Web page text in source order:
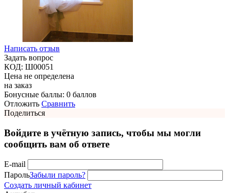
Написать отзыв
Задать вопрос
КОД: Ш00051
Цена не определена
на заказ
Бонусные баллы: 0 баллов
Отложить Сравнить
Поделиться
Войдите в учётную запись, чтобы мы могли
сообщить вам об ответе
E-mail
ПарольЗабыли пароль?
Создать личный кабинет